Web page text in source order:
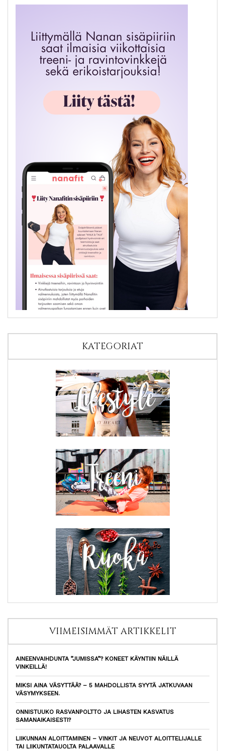
KATEGORIAT
VIIMEISIMMÄT ARTIKKELIT
AINEENVAIHDUNTA ”JUMISSA”? KONEET KÄYNTIIN NÄILLÄ
VINKEILLÄ!
MIKSI AINA VÄSYTTÄÄ? – 5 MAHDOLLISTA SYYTÄ JATKUVAAN
VÄSYMYKSEEN.
ONNISTUUKO RASVANPOLTTO JA LIHASTEN KASVATUS
SAMANAIKAISESTI?
LIIKUNNAN ALOITTAMINEN – VINKIT JA NEUVOT ALOITTELIJALLE
TAI LIIKUNTATAUOLTA PALAAVALLE